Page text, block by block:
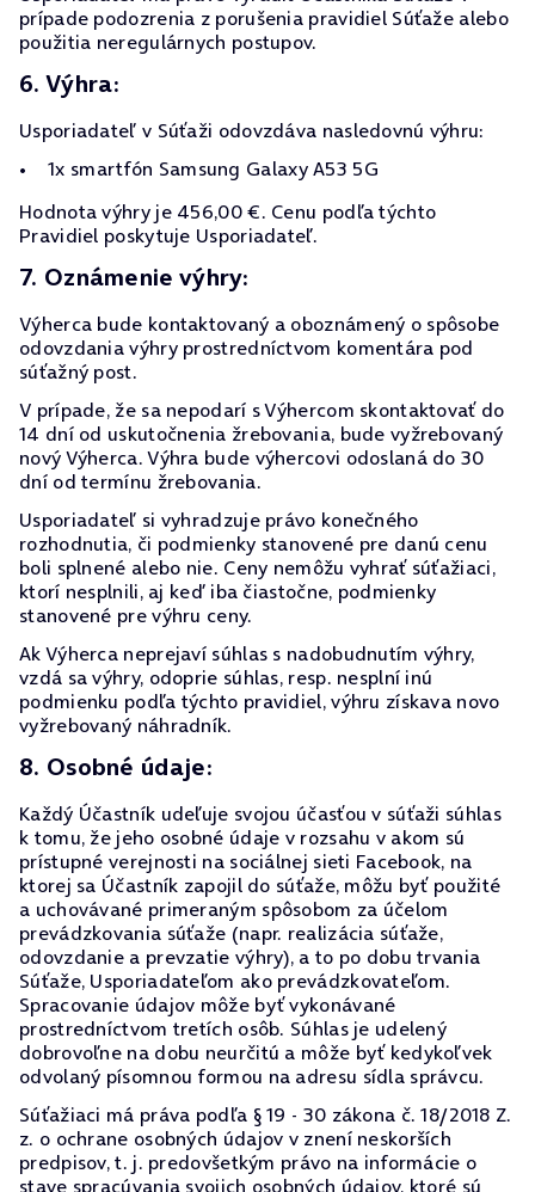
prípade podozrenia z porušenia pravidiel Súťaže alebo
použitia neregulárnych postupov.
6. Výhra:
Usporiadateľ v Súťaži odovzdáva nasledovnú výhru:
1x smartfón Samsung Galaxy A53 5G
Hodnota výhry je 456,00 €. Cenu podľa týchto
Pravidiel poskytuje Usporiadateľ.
7. Oznámenie výhry:
Výherca bude kontaktovaný a oboznámený o spôsobe
odovzdania výhry prostredníctvom komentára pod
súťažný post.
V prípade, že sa nepodarí s Výhercom skontaktovať do
14 dní od uskutočnenia žrebovania, bude vyžrebovaný
nový Výherca. Výhra bude výhercovi odoslaná do 30
dní od termínu žrebovania.
Usporiadateľ si vyhradzuje právo konečného
rozhodnutia, či podmienky stanovené pre danú cenu
boli splnené alebo nie. Ceny nemôžu vyhrať súťažiaci,
ktorí nesplnili, aj keď iba čiastočne, podmienky
stanovené pre výhru ceny.
Ak Výherca neprejaví súhlas s nadobudnutím výhry,
vzdá sa výhry, odoprie súhlas, resp. nesplní inú
podmienku podľa týchto pravidiel, výhru získava novo
vyžrebovaný náhradník.
8. Osobné údaje:
Každý Účastník udeľuje svojou účasťou v súťaži súhlas
k tomu, že jeho osobné údaje v rozsahu v akom sú
prístupné verejnosti na sociálnej sieti Facebook, na
ktorej sa Účastník zapojil do súťaže, môžu byť použité
a uchovávané primeraným spôsobom za účelom
prevádzkovania súťaže (napr. realizácia súťaže,
odovzdanie a prevzatie výhry), a to po dobu trvania
Súťaže, Usporiadateľom ako prevádzkovateľom.
Spracovanie údajov môže byť vykonávané
prostredníctvom tretích osôb. Súhlas je udelený
dobrovoľne na dobu neurčitú a môže byť kedykoľvek
odvolaný písomnou formou na adresu sídla správcu.
Súťažiaci má práva podľa § 19 - 30 zákona č. 18/2018 Z.
z. o ochrane osobných údajov v znení neskorších
predpisov, t. j. predovšetkým právo na informácie o
stave spracúvania svojich osobných údajov, ktoré sú